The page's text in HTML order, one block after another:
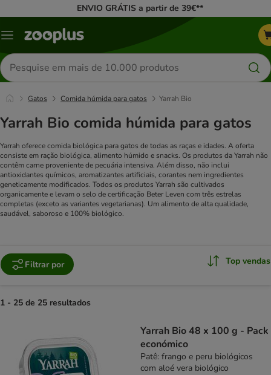
ENVIO GRÁTIS a partir de 39€**
Menu
Pesquisar
produtos
Gatos Comida húmida para gatos Yarrah Bio
Yarrah Bio comida húmida para gatos
Yarrah oferece comida biológica para gatos de todas as raças e idades. A oferta
consiste em ração biológica, alimento húmido e snacks. Os produtos da Yarrah não
contêm carne proveniente de pecuária intensiva. Além disso, não inclui
antioxidantes químicos, aromatizantes artificiais, corantes nem ingredientes
geneticamente modificados. Todos os produtos Yarrah são cultivados
organicamente e levam o selo de certificação Beter Leven com três estrelas
completas (exceto as variantes vegetarianas). Um alimento de alta qualidade,
saudável, saboroso e 100% biológico.
Filtrar por Top vendas
1 - 25 de 25 resultados
Yarrah Bio 48 x 100 g - Pack
económico
Patê: frango e peru biológicos
com aloé vera biológico